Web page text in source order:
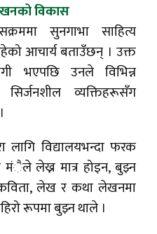
विकास
सुनगाभा साहित्य
आचार्य बताउँछन् । उक्त
भएपछि उनले विभिन्न
व्यक्तिहरूसँग
लागि विद्यालयभन्दा फरक
मंैले लेख्न मात्र होइन, बुझ्न
लेख र कथा लेखनमा
रूपमा बुझ्न थाले ।